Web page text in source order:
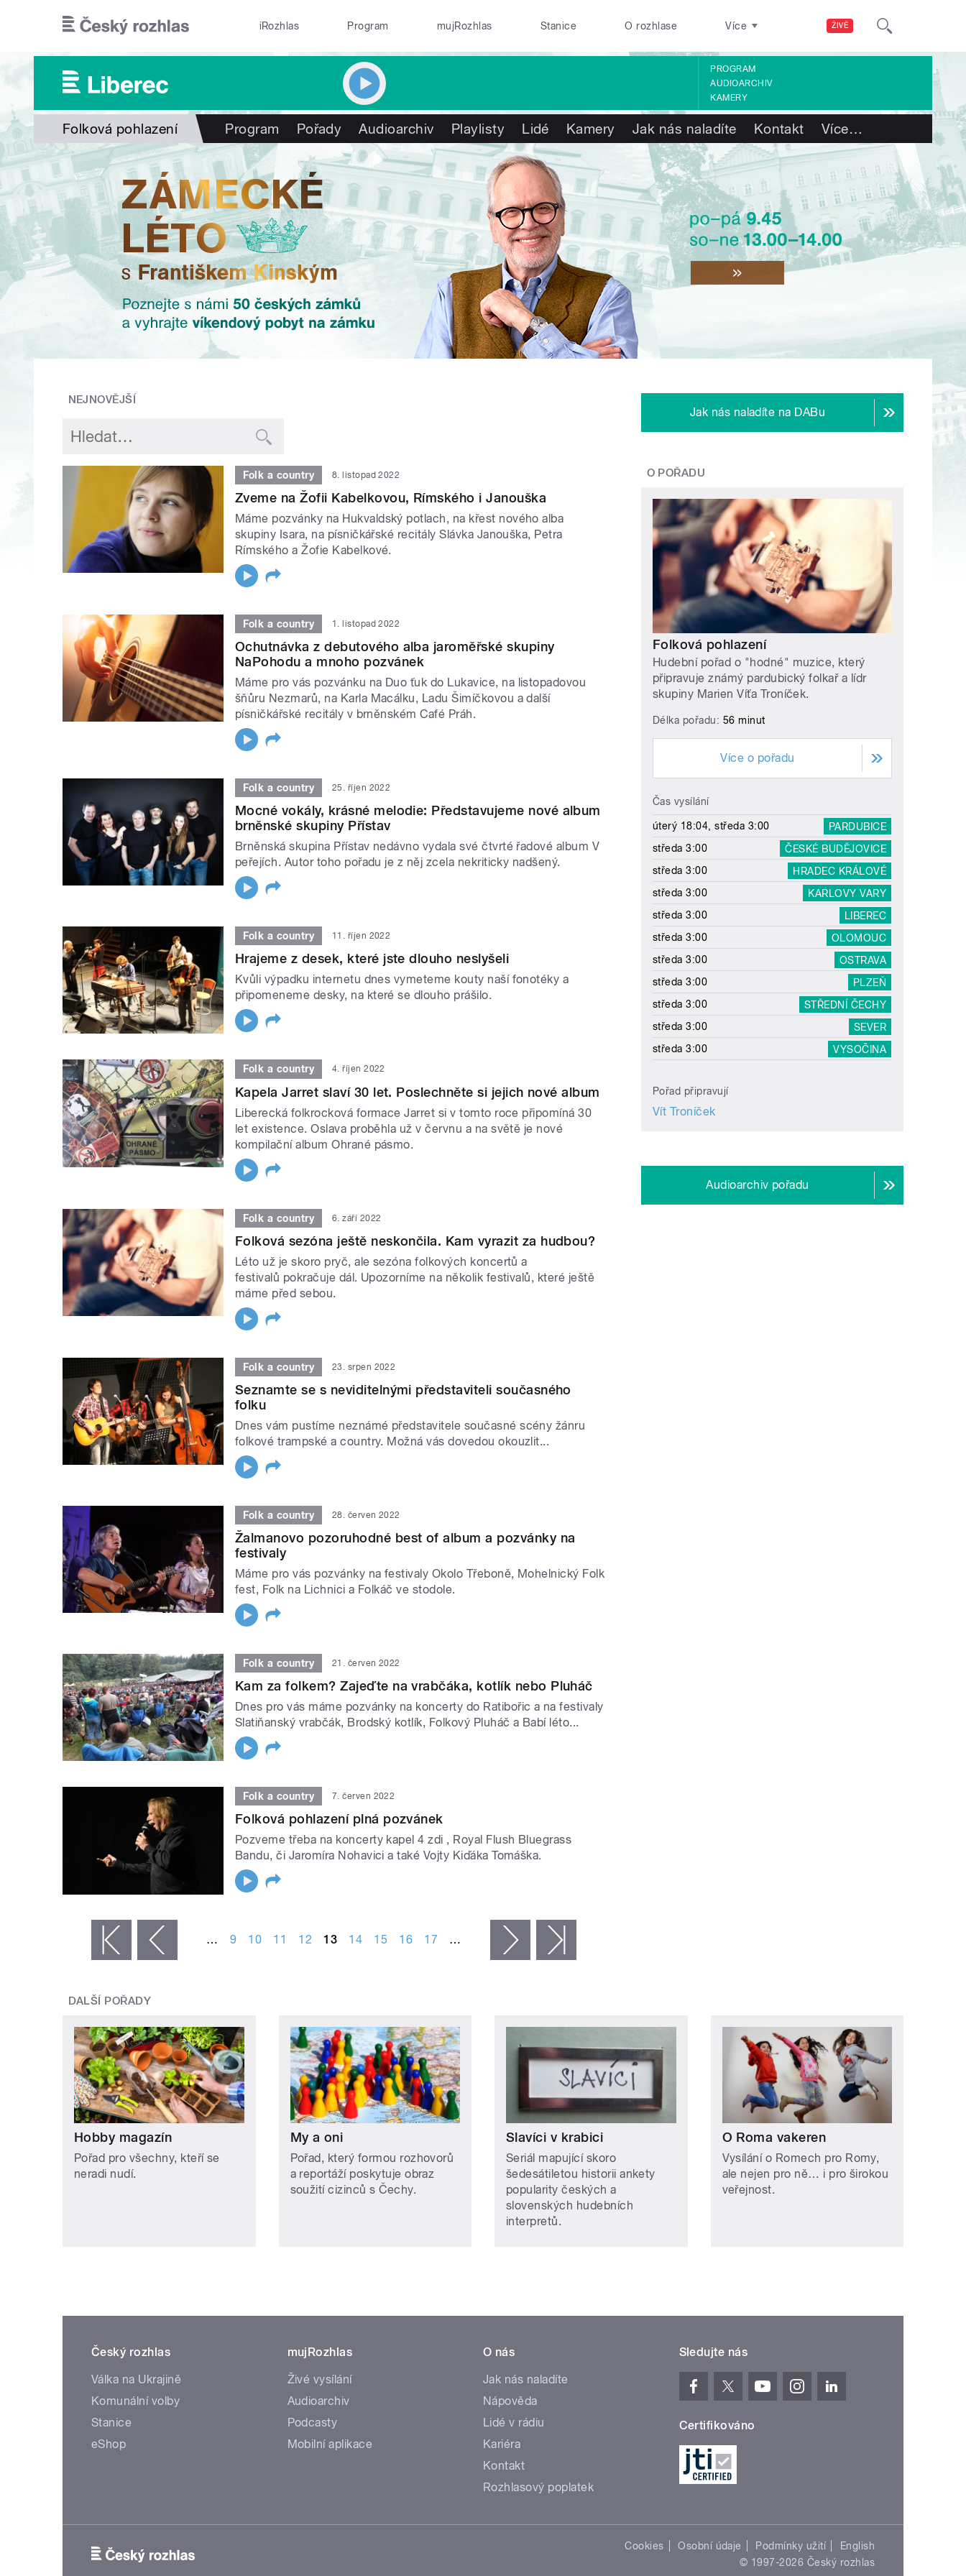
ŽIVĚ
iRozhlas Program mujRozhlas Stanice O rozhlase Více
PROGRAM
AUDIOARCHIV
KAMERY
Folková pohlazení Program Pořady Audioarchiv Playlisty Lidé Kamery Jak nás naladíte Kontakt Více…
NEJNOVĚJŠÍ
Folk a country 8. listopad 2022
Zveme na Žofii Kabelkovou, Rímského i Janouška
Máme pozvánky na Hukvaldský potlach, na křest nového alba
skupiny Isara, na písničkářské recitály Slávka Janouška, Petra
Rímského a Žofie Kabelkové.
Folk a country 1. listopad 2022
Ochutnávka z debutového alba jaroměřské skupiny
NaPohodu a mnoho pozvánek
Máme pro vás pozvánku na Duo ťuk do Lukavice, na listopadovou
šňůru Nezmarů, na Karla Macálku, Ladu Šimíčkovou a další
písničkářské recitály v brněnském Café Práh.
Folk a country 25. říjen 2022
Mocné vokály, krásné melodie: Představujeme nové album
brněnské skupiny Přístav
Brněnská skupina Přístav nedávno vydala své čtvrté řadové album V
peřejích. Autor toho pořadu je z něj zcela nekriticky nadšený.
Folk a country 11. říjen 2022
Hrajeme z desek, které jste dlouho neslyšeli
Kvůli výpadku internetu dnes vymeteme kouty naší fonotéky a
připomeneme desky, na které se dlouho prášilo.
Folk a country 4. říjen 2022
Kapela Jarret slaví 30 let. Poslechněte si jejich nové album
Liberecká folkrocková formace Jarret si v tomto roce připomíná 30
let existence. Oslava proběhla už v červnu a na světě je nové
kompilační album Ohrané pásmo.
Folk a country 6. září 2022
Folková sezóna ještě neskončila. Kam vyrazit za hudbou?
Léto už je skoro pryč, ale sezóna folkových koncertů a
festivalů pokračuje dál. Upozorníme na několik festivalů, které ještě
máme před sebou.
Folk a country 23. srpen 2022
Seznamte se s neviditelnými představiteli současného
folku
Dnes vám pustíme neznámé představitele současné scény žánru
folkové trampské a country. Možná vás dovedou okouzlit...
Folk a country 28. červen 2022
Žalmanovo pozoruhodné best of album a pozvánky na
festivaly
Máme pro vás pozvánky na festivaly Okolo Třeboně, Mohelnický Folk
fest, Folk na Lichnici a Folkáč ve stodole.
Folk a country 21. červen 2022
Kam za folkem? Zajeďte na vrabčáka, kotlík nebo Pluháč
Dnes pro vás máme pozvánky na koncerty do Ratibořic a na festivaly
Slatiňanský vrabčák, Brodský kotlík, Folkový Pluháč a Babí léto...
Folk a country 7. červen 2022
Folková pohlazení plná pozvánek
Pozveme třeba na koncerty kapel 4 zdi , Royal Flush Bluegrass
Bandu, či Jaromíra Nohavici a také Vojty Kiďáka Tomáška.
‹ předchozí … 9 10 11 12 13 14 15 16 17 … následující ›
Jak nás naladíte na DABu
O POŘADU
Folková pohlazení
Hudební pořad o "hodné" muzice, který
připravuje známý pardubický folkař a lídr
skupiny Marien Víťa Troníček.
Délka pořadu: 56 minut
Více o pořadu
Čas vysílání
úterý 18:04, středa 3:00
PARDUBICE
středa 3:00
ČESKÉ BUDĚJOVICE
středa 3:00
HRADEC KRÁLOVÉ
středa 3:00
KARLOVY VARY
středa 3:00
LIBEREC
středa 3:00
OLOMOUC
středa 3:00
OSTRAVA
středa 3:00
PLZEŇ
středa 3:00
STŘEDNÍ ČECHY
středa 3:00
SEVER
středa 3:00
VYSOČINA
Pořad připravují
Vít Troníček
Audioarchiv pořadu
DALŠÍ POŘADY
Hobby magazín
Pořad pro všechny, kteří se
neradi nudí.
My a oni
Pořad, který formou rozhovorů
a reportáží poskytuje obraz
soužití cizinců s Čechy.
Slavíci v krabici
Seriál mapující skoro
šedesátiletou historii ankety
popularity českých a
slovenských hudebních
interpretů.
O Roma vakeren
Vysílání o Romech pro Romy,
ale nejen pro ně… i pro širokou
veřejnost.
Český rozhlas
Válka na Ukrajině
Komunální volby
Stanice
eShop
mujRozhlas
Živé vysílání
Audioarchiv
Podcasty
Mobilní aplikace
O nás
Jak nás naladíte
Nápověda
Lidé v rádiu
Kariéra
Kontakt
Rozhlasový poplatek
Sledujte nás
Certifikováno
Cookies Osobní údaje Podmínky užití
English
© 1997-2026 Český rozhlas